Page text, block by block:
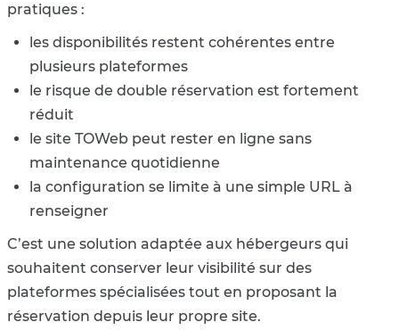
pratiques :
les disponibilités restent cohérentes entre
plusieurs plateformes
le risque de double réservation est fortement
réduit
le site TOWeb peut rester en ligne sans
maintenance quotidienne
la configuration se limite à une simple URL à
renseigner
C’est une solution adaptée aux hébergeurs qui
souhaitent conserver leur visibilité sur des
plateformes spécialisées tout en proposant la
réservation depuis leur propre site.